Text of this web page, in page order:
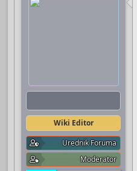
Wiki Editor
Urednik Foruma
Moderator